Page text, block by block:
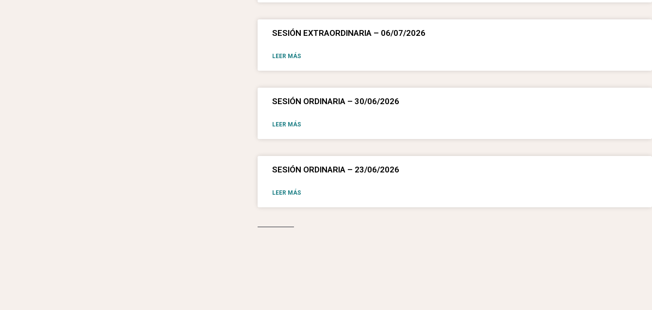
SESIÓN EXTRAORDINARIA – 06/07/2026
LEER MÁS
SESIÓN ORDINARIA – 30/06/2026
LEER MÁS
SESIÓN ORDINARIA – 23/06/2026
LEER MÁS